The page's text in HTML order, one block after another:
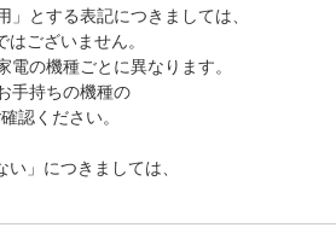
とする表記につきましては、
ございません。
の機種ごとに異なります。
手持ちの機種の
認ください。
」につきましては、